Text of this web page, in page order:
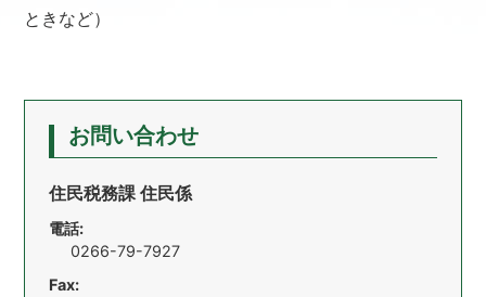
ときなど）
お問い合わせ
住民税務課 住民係
電話:
0266-79-7927
Fax: